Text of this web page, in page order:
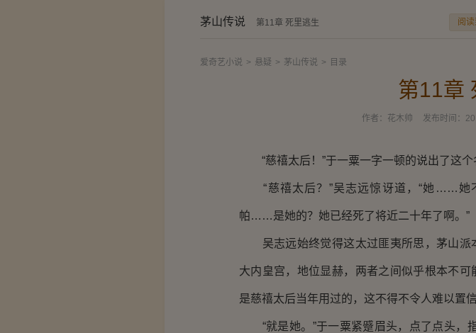
茅山传说 第11章 死里逃生 阅
爱奇艺小说 > 悬疑 > 茅山传说 > 目录
第11章
作者： 花木帅 发布时间：
“慈禧太后！”于一粟一字一顿的说出了这个
“慈禧太后？”吴志远惊讶道，“她……她
帕……是她的？她已经死了将近二十年了啊。”
吴志远始终觉得这太过匪夷所思，茅山派
大内皇宫，地位显赫，两者之间似乎根本不
是慈禧太后当年用过的，这不得不令人难以置信
“就是她。”于一粟紧蹙眉头，点了点头，